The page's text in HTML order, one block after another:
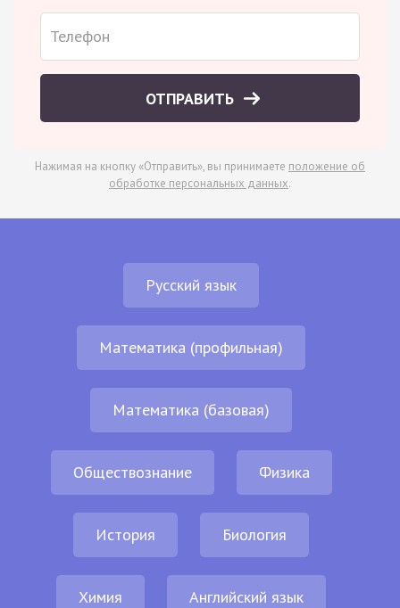
ОТПРАВИТЬ
Нажимая на кнопку «Отправить», вы принимаете положение об
обработке персональных данных.
Русский язык
Математика (профильная)
Математика (базовая)
Обществознание Физика
История Биология
Химия Английский язык